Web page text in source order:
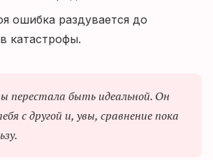
ошибка раздувается до
катастрофы.
перестала быть идеальной. Он
с другой и, увы, сравнение пока